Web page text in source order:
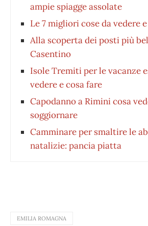
ampie spiagge assolate
Le 7 migliori cose da vedere
Alla scoperta dei posti più
Casentino
Isole Tremiti per le vacanze
vedere e cosa fare
Capodanno a Rimini cosa
soggiornare
Camminare per smaltire le
natalizie: pancia piatta
EMILIA ROMAGNA